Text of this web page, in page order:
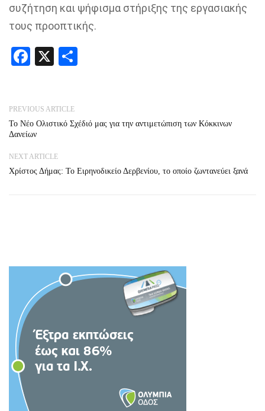
συζήτηση και ψήφισμα στήριξης της εργασιακής
τους προοπτικής.
Facebook
X
PREVIOUS ARTICLE
Το Νέο Ολιστικό Σχέδιό μας για την αντιμετώπιση των Κόκκινων
Δανείων
NEXT ARTICLE
Χρίστος Δήμας: Το Ειρηνοδικείο Δερβενίου, το οποίο ζωντανεύει ξανά